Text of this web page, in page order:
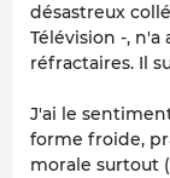
désastreux
Télévision -,
réfractaires. Il
J'ai le
forme froide,
morale surtout